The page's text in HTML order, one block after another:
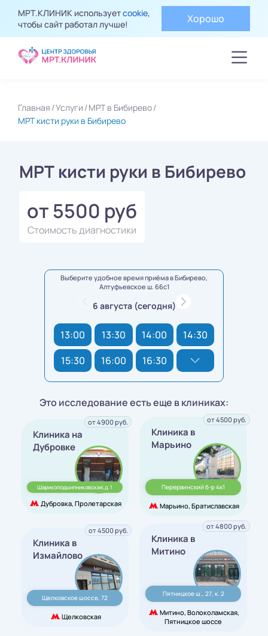
МРТ.КЛИНИК используетcookie,
чтобы сайт работал лучше!
Хорошо
Главная Услуги МРТ в Бибирево
МРТ кисти руки в Бибирево
МРТ кисти руки в Бибирево
от 5500 руб
Стоимость диагностики
Выберите удобное время приёма в Бибирево,
Алтуфьевское ш. 66с1
6 августа (сегодня)
13:00 13:30 14:00
14:30
15:30
16:00 16:30
Это исследование есть еще в клиниках:
Клиника на
Дубровке
Шарикоподшипниковская,д. 1
Дубровка, Пролетарская
от 4900 руб.
Клиника в
Марьино
Перервинский б-р 4к1
Марьино, Братиславская
от 4500 руб.
Клиника в
Измайлово
Щелковское шоссе, 72
Щелковская
от 4500 руб.
Клиника в
Митино
Пятницкое ш., 27, к. 2
Митино, Волоколамская,
Пятницкое шоссе
от 4800 руб.